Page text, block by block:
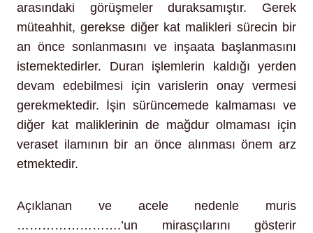
arasındaki görüşmeler duraksamıştır. Gerek
müteahhit, gerekse diğer kat malikleri sürecin bir
an önce sonlanmasını ve inşaata başlanmasını
istemektedirler. Duran işlemlerin kaldığı yerden
devam edebilmesi için varislerin onay vermesi
gerekmektedir. İşin sürüncemede kalmaması ve
diğer kat maliklerinin de mağdur olmaması için
veraset ilamının bir an önce alınması önem arz
etmektedir.
Açıklanan ve acele nedenle muris
…………………….’un mirasçılarını gösterir